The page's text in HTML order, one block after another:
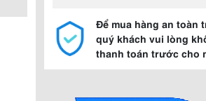
Để mua hàng an toàn
quý khách vui lòng
thanh toán trước cho